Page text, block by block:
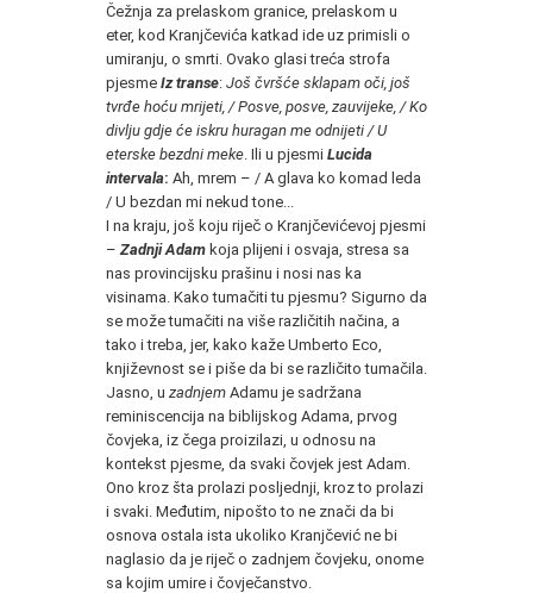
Čežnja za prelaskom granice, prelaskom u
eter, kod Kranjčevića katkad ide uz primisli o
umiranju, o smrti. Ovako glasi treća strofa
pjesme Iz transe: Još čvršće sklapam oči, još
tvrđe hoću mrijeti, / Posve, posve, zauvijeke, / Ko
divlju gdje će iskru huragan me odnijeti / U
eterske bezdni meke . Ili u pjesmi Lucida
intervala: Ah, mrem – / A glava ko komad leda
/ U bezdan mi nekud tone...
I na kraju, još koju riječ o Kranjčevićevoj pjesmi
– Zadnji Adam koja plijeni i osvaja, stresa sa
nas provincijsku prašinu i nosi nas ka
visinama. Kako tumačiti tu pjesmu? Sigurno da
se može tumačiti na više različitih načina, a
tako i treba, jer, kako kaže Umberto Eco,
književnost se i piše da bi se različito tumačila.
Jasno, u zadnjem Adamu je sadržana
reminiscencija na biblijskog Adama, prvog
čovjeka, iz čega proizilazi, u odnosu na
kontekst pjesme, da svaki čovjek jest Adam.
Ono kroz šta prolazi posljednji, kroz to prolazi
i svaki. Međutim, nipošto to ne znači da bi
osnova ostala ista ukoliko Kranjčević ne bi
naglasio da je riječ o zadnjem čovjeku, onome
sa kojim umire i čovječanstvo.